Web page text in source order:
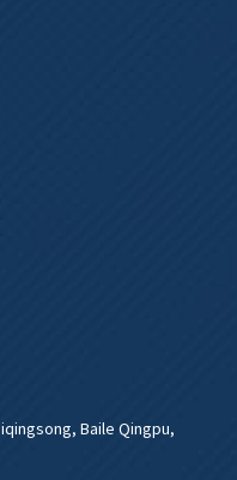
Baile Qingpu,